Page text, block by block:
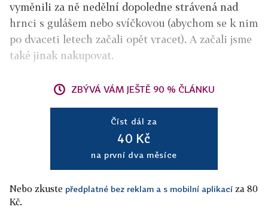
vyměnili za ně nedělní dopoledne strávená nad
hrnci s gulášem nebo svíčkovou (abychom se k nim
po dvaceti letech začali opět vracet). A začali jsme
také jinak nakupovat.
ZBÝVÁ VÁM JEŠTĚ 90 % ČLÁNKU
Číst dál za
40 Kč
na první dva měsíce
Nebo zkuste předplatné bez reklam a s mobilní aplikací za 80
Kč.